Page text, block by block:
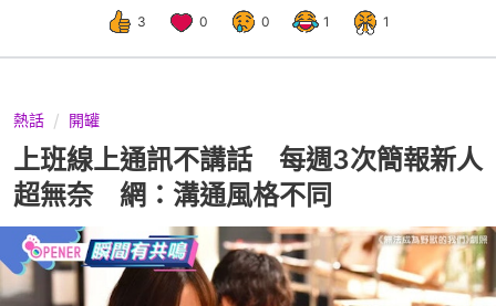
3 0 0 1 1
熱話 開罐
上班線上通訊不講話 每週3次簡報新人
超無奈 網：溝通風格不同